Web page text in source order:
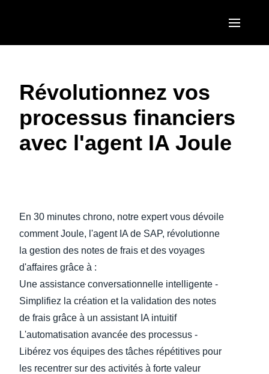
Canada (English)
Canada (Français)
EUROPE
United Kingdom (English)
France (Français)
Nederlands (English)
Belgium (English)
España (Español)
Norway (English)
ASIA PACIFIC
Singapore (English)
Révolutionnez vos
processus financiers
avec l'agent IA Joule
En 30 minutes chrono, notre expert vous dévoile
comment Joule, l'agent IA de SAP, révolutionne
la gestion des notes de frais et des voyages
d'affaires grâce à :
Une assistance conversationnelle intelligente -
Simplifiez la création et la validation des notes
de frais grâce à un assistant IA intuitif
L'automatisation avancée des processus -
Libérez vos équipes des tâches répétitives pour
les recentrer sur des activités à forte valeur